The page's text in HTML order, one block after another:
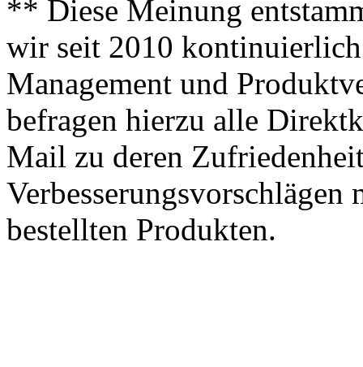
** Diese Meinung
wir seit 2010
Management und
befragen hierzu alle
Mail zu deren
bestellten Produkten.